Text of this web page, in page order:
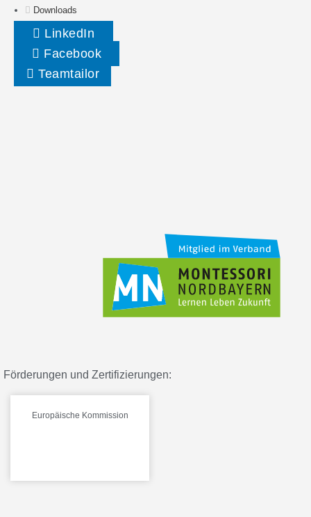
Downloads
LinkedIn
Facebook
Teamtailor
Förderungen und Zertifizierungen:
Europäische Kommission